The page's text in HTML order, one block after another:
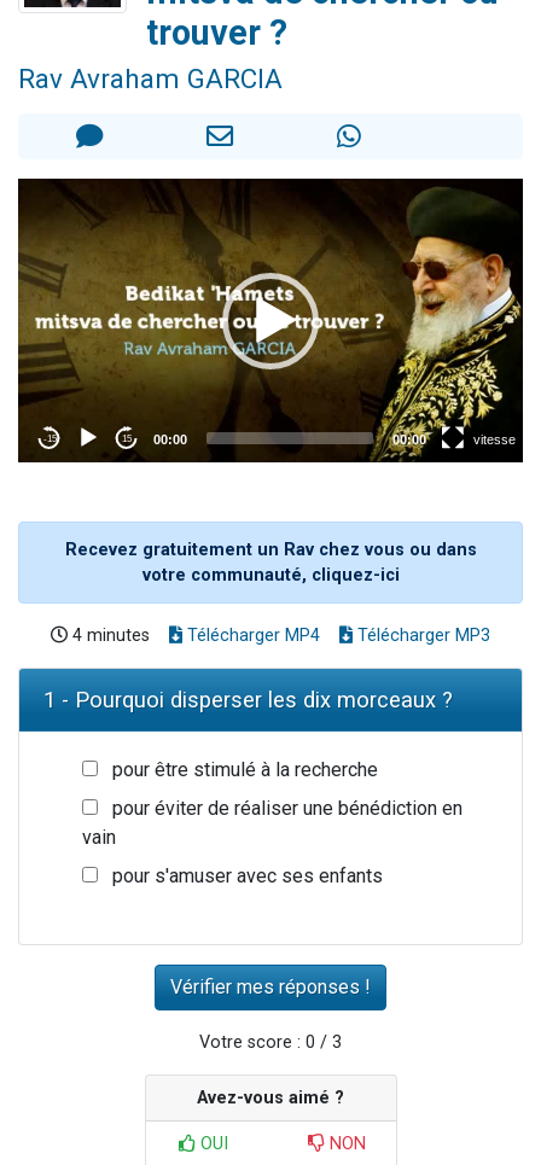
Il reste 49 places pour étudier en groupe sur Zoom
12 nouvelles musiques dans Torah-Box Music
trouver ?
Rav Avraham GARCIA
Recevez gratuitement un Rav chez vous ou dans
votre communauté, cliquez-ici
4 minutes Télécharger MP4 Télécharger MP3
1 - Pourquoi disperser les dix morceaux ?
pour être stimulé à la recherche
pour éviter de réaliser une bénédiction en
vain
pour s'amuser avec ses enfants
Votre score : 0 / 3
Avez-vous aimé ?
OUI NON